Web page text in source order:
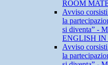
ROOM
Avviso
la
si diventa” -
ENGLISH
Avviso
la